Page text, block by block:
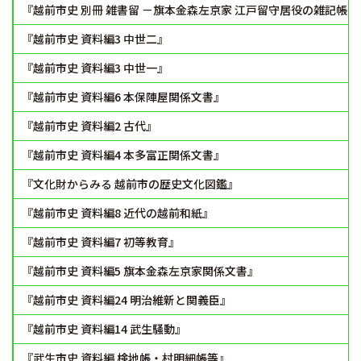
『越前市史 別冊 雑書留 －旗本金森左京家 江戸留守居役の雑記帳
『越前市史 資料編3 中世二』
『越前市史 資料編3 中世一』
『越前市史 資料編6 本保陣屋関係文書』
『越前市史 資料編2 古代』
『越前市史 資料編4 本多富正関係文書』
『文化財からみる 越前市の歴史文化図鑑』
『越前市史 資料編8 近代の越前和紙』
『越前市史 資料編7 初等教育』
『越前市史 資料編5 旗本金森左京家関係文書』
『越前市史 資料編24 明治維新と関義臣』
『越前市史 資料編14 武生騒動』
『武生市史 資料編 検地帳・村明細帳等』